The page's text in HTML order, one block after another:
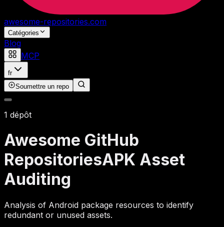
awesome-repositories.com
Catégories
Blog
MCP
fr
Soumettre un repo
1 dépôt
Awesome GitHub
RepositoriesAPK Asset
Auditing
Analysis of Android package resources to identify
redundant or unused assets.